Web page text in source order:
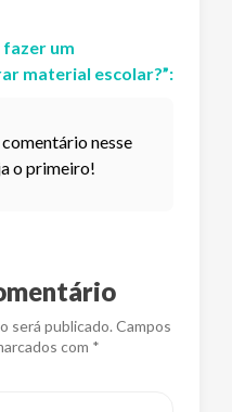
fazer um
material escolar?”:
nesse
o primeiro!
será publicado. Campos
com *